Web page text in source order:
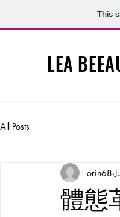
This
LEA
All Posts
體態
orin68